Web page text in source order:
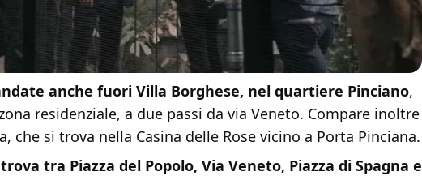
anche fuori Villa Borghese, nel quartiere Pinciano,
residenziale, a due passi da via Veneto. Compare inoltre
che si trova nella Casina delle Rose vicino a Porta Pinciana.
tra Piazza del Popolo, Via Veneto, Piazza di Spagna e